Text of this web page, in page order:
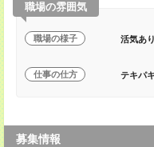
職場の雰囲気
職場の様子 活気あり
仕事の仕方 テキパキ
募集情報